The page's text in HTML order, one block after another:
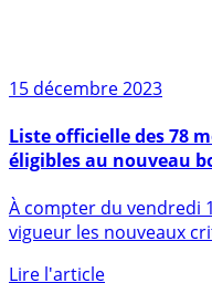
15 décembre 2023
éligibles au nouveau
vigueur les nouveaux